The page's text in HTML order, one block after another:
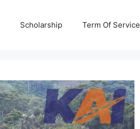
Scholarship Term Of Service